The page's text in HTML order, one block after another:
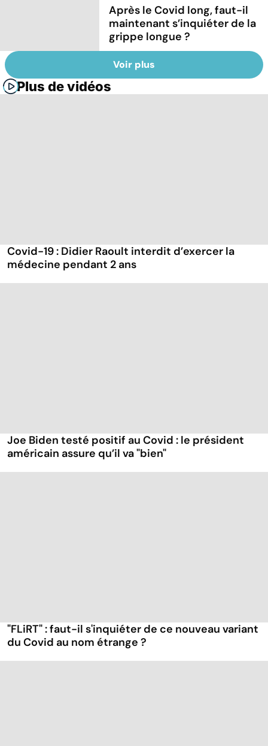
Après le Covid long, faut-il
maintenant s’inquiéter de la
grippe longue ?
Voir plus
Plus de vidéos
Covid-19 : Didier Raoult interdit d’exercer la
médecine pendant 2 ans
Joe Biden testé positif au Covid : le président
américain assure qu’il va "bien"
"FLiRT" : faut-il s'inquiéter de ce nouveau variant
du Covid au nom étrange ?